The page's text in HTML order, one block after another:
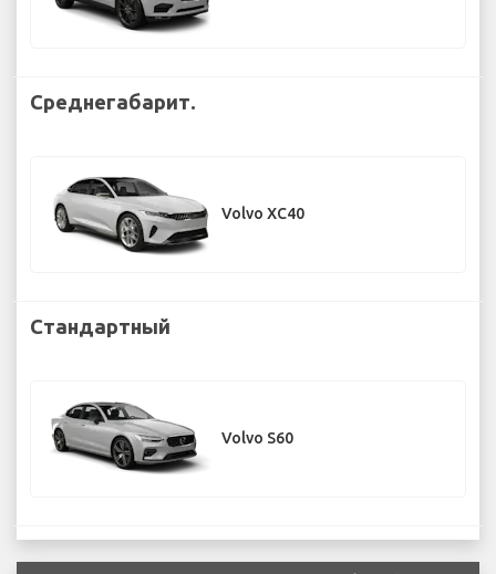
Среднегабарит.
Volvo XC40
Стандартный
Volvo S60